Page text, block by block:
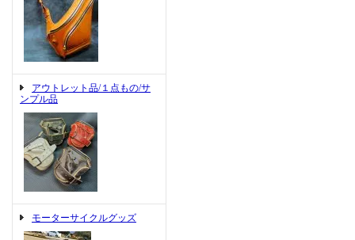
アウトレット品/１点もの/サ
ンプル品
モーターサイクルグッズ